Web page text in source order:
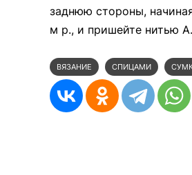
заднюю стороны,
м р., и пришейте нитью
ВЯЗАНИЕ СПИЦАМИ